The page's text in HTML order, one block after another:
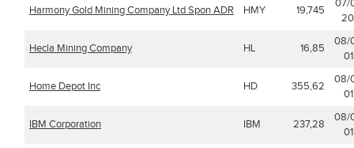
Harmony Gold Mining Company Ltd Spon ADR HMY 19,745
07/
Hecla Mining Company HL 16,85
08/
Home Depot Inc HD 355,62
08/
IBM Corporation IBM 237,28
08/